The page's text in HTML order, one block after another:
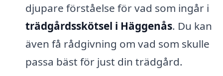
djupare förståelse för vad som ingår i
trädgårdsskötsel i Häggenås. Du kan
även få rådgivning om vad som skulle
passa bäst för just din trädgård.